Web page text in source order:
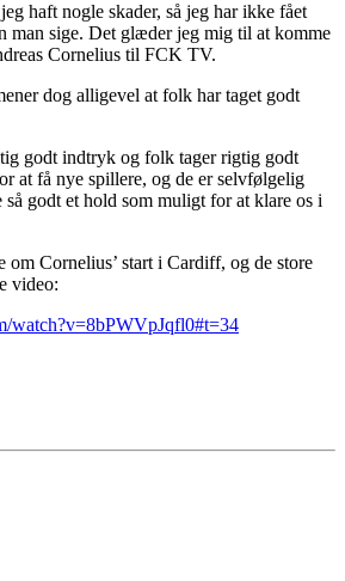
haft nogle skader, så jeg har ikke fået
man sige. Det glæder jeg mig til at komme
Cornelius til FCK TV.
dog alligevel at folk har taget godt
godt indtryk og folk tager rigtig godt
at få nye spillere, og de er selvfølgelig
godt et hold som muligt for at klare os i
om Cornelius’ start i Cardiff, og de store
video:
watch?v=8bPWVpJqfl0#t=34